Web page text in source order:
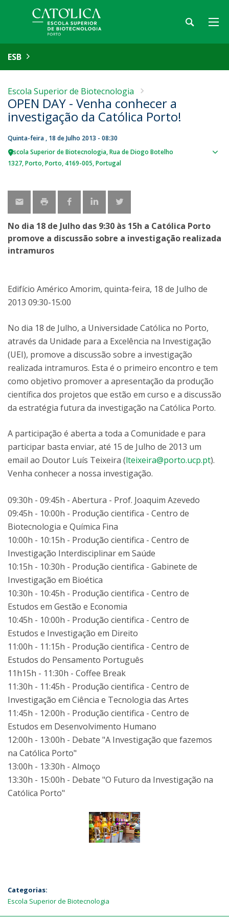
ESB
Escola Superior de Biotecnologia
OPEN DAY - Venha conhecer a
investigação da Católica Porto!
Quinta-feira , 18 de Julho 2013 - 08:30
Escola Superior de Biotecnologia Rua de Diogo Botelho
1327 Porto Porto 4169-005 Portugal
No dia 18 de Julho das 9:30 às 15h a Católica Porto
promove a discussão sobre a investigação realizada
intramuros
Edifício Américo Amorim, quinta-feira, 18 de Julho de
2013 09:30-15:00
No dia 18 de Julho, a Universidade Católica no Porto,
através da Unidade para a Excelência na Investigação
(UEI), promove a discussão sobre a investigação
realizada intramuros. Esta é o primeiro encontro e tem
como objetivo promover a apresentação da produção
científica dos projetos que estão em curso e a discussão
da estratégia futura da investigação na Católica Porto.
A participação é aberta a toda a Comunidade e para
participar basta enviar, até 15 de Julho de 2013 um
email ao Doutor Luís Teixeira (lteixeira@porto.ucp.pt).
Venha conhecer a nossa investigação.
09:30h - 09:45h - Abertura - Prof. Joaquim Azevedo
09:45h - 10:00h - Produção cientifica - Centro de
Biotecnologia e Química Fina
10:00h - 10:15h - Produção cientifica - Centro de
Investigação Interdisciplinar em Saúde
10:15h - 10:30h - Produção cientifica - Gabinete de
Investigação em Bioética
10:30h - 10:45h - Produção cientifica - Centro de
Estudos em Gestão e Economia
10:45h - 10:00h - Produção cientifica - Centro de
Estudos e Investigação em Direito
11:00h - 11:15h - Produção cientifica - Centro de
Estudos do Pensamento Português
11h15h - 11:30h - Coffee Break
11:30h - 11:45h - Produção cientifica - Centro de
Investigação em Ciência e Tecnologia das Artes
11:45h - 12:00h - Produção cientifica - Centro de
Estudos em Desenvolvimento Humano
12:00h - 13:00h - Debate "A Investigação que fazemos
na Católica Porto"
13:00h - 13:30h - Almoço
13:30h - 15:00h - Debate "O Futuro da Investigação na
Católica Porto"
Categorias:
Escola Superior de Biotecnologia